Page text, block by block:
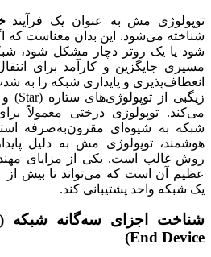
توپولوژی مش به عنوان یک فرآیند
شناخته می‌شود. این بدان معناست که
شود یا یک روتر دچار مشکل شود،
مسیری جایگزین و کارآمد برای
انعطاف‌پذیری و پایداری شبکه را به
می‌کند. توپولوژی درختی معمولاً
شبکه به شیوه‌ای مقرون‌به‌صرفه
هوشمند، توپولوژی مش به دلیل
روش غالب است. یکی از مزایای
یک شبکه واحد پشتیبانی کند.
End Device)